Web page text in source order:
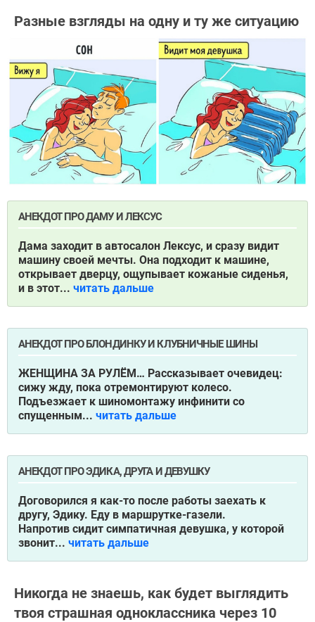
Разные взгляды на одну и ту же ситуацию
АНЕКДОТ ПРО ДАМУ И ЛЕКСУС
Дама заходит в автосалон Лексус, и сразу видит
машину своей мечты. Она подходит к машине,
открывает дверцу, ощупывает кожаные сиденья,
и в этот... читать дальше
АНЕКДОТ ПРО БЛОНДИНКУ И КЛУБНИЧНЫЕ ШИНЫ
ЖЕНЩИНА ЗА РУЛЁМ… Рассказывает очевидец:
сижу жду, пока отремонтируют колесо.
Подъезжает к шиномонтажу инфинити со
спущенным... читать дальше
АНЕКДОТ ПРО ЭДИКА, ДРУГА И ДЕВУШКУ
Договорился я как-то после работы заехать к
другу, Эдику. Еду в маршрутке-газели.
Напротив сидит симпатичная девушка, у которой
звонит... читать дальше
Никогда не знаешь, как будет выглядить
твоя страшная одноклассника через 10